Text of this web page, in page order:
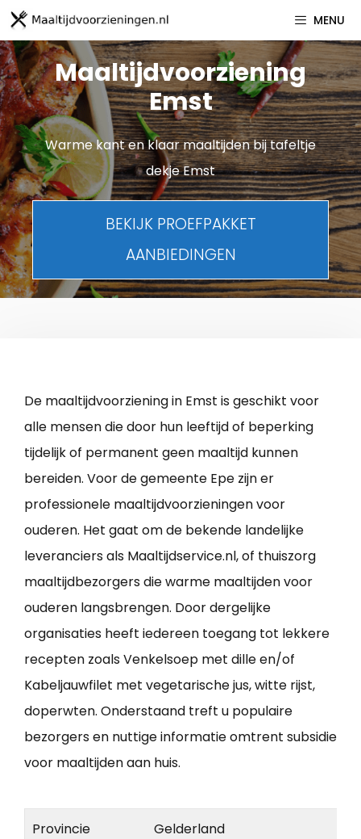
Spring
naar
inhoud
MENU
Maaltijdvoorziening
Emst
Warme kant en klaar maaltijden bij tafeltje
dekje Emst
BEKIJK PROEFPAKKET
AANBIEDINGEN
De maaltijdvoorziening in Emst is geschikt voor
alle mensen die door hun leeftijd of beperking
tijdelijk of permanent geen maaltijd kunnen
bereiden. Voor de gemeente Epe zijn er
professionele maaltijdvoorzieningen voor
ouderen. Het gaat om de bekende landelijke
leveranciers als Maaltijdservice.nl, of thuiszorg
maaltijdbezorgers die warme maaltijden voor
ouderen langsbrengen. Door dergelijke
organisaties heeft iedereen toegang tot lekkere
recepten zoals Venkelsoep met dille en/of
Kabeljauwfilet met vegetarische jus, witte rijst,
doperwten. Onderstaand treft u populaire
bezorgers en nuttige informatie omtrent subsidie
voor maaltijden aan huis.
Provincie Gelderland